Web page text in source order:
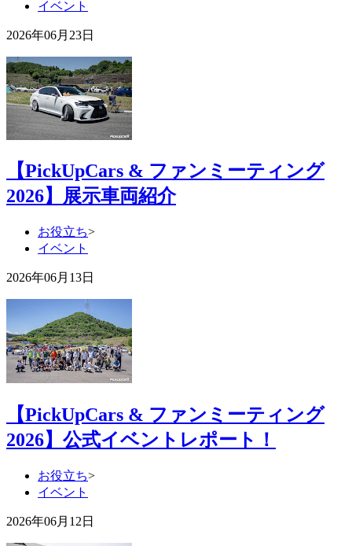
イベント
2026年06月23日
【PickUpCars & ファンミーティング
2026】展示車両紹介
お役立ち>
イベント
2026年06月13日
【PickUpCars & ファンミーティング
2026】公式イベントレポート！
お役立ち>
イベント
2026年06月12日